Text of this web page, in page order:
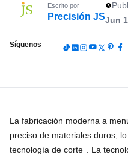
Escrito por
Precisión JSJun
Síguenos
La fabricación moderna a
preciso de materiales duros,
tecnología de corte
. La